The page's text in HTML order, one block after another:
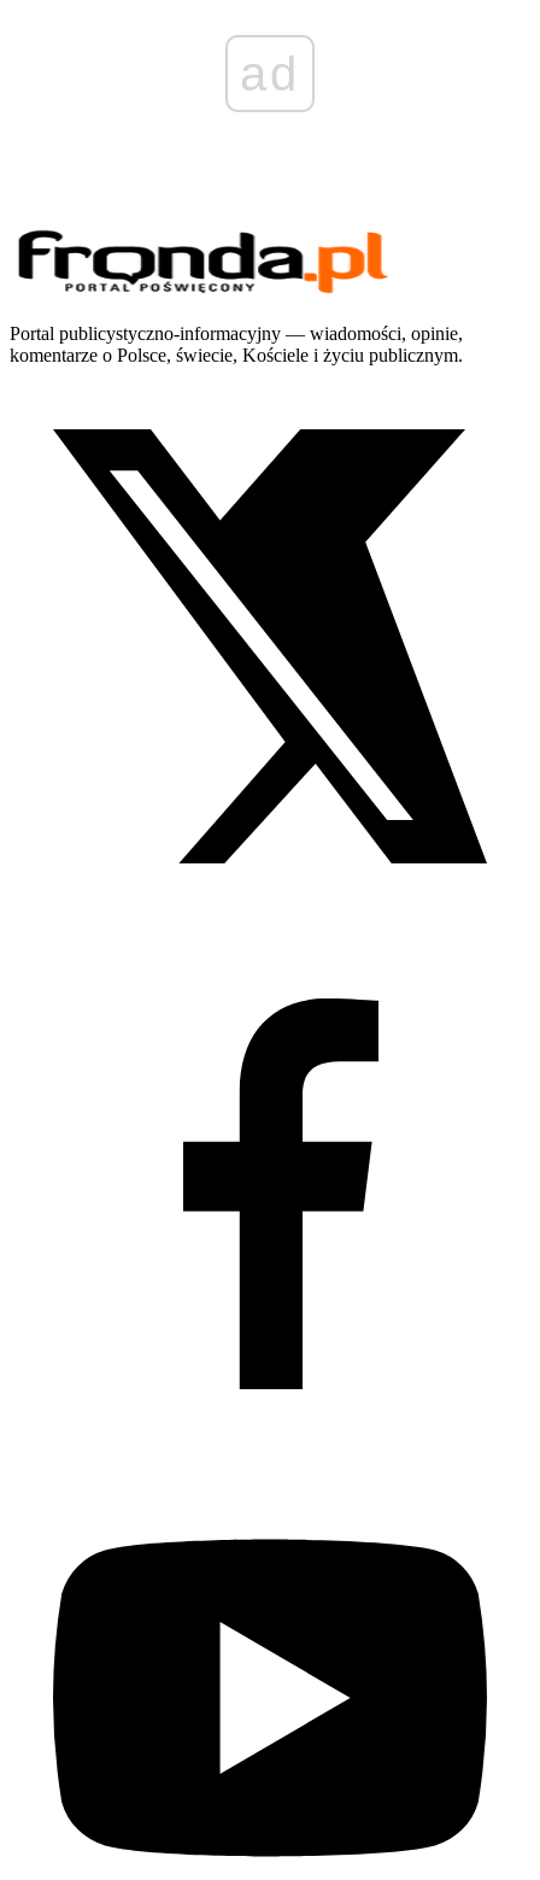
ad
Portal publicystyczno-informacyjny — wiadomości, opinie,
komentarze o Polsce, świecie, Kościele i życiu publicznym.